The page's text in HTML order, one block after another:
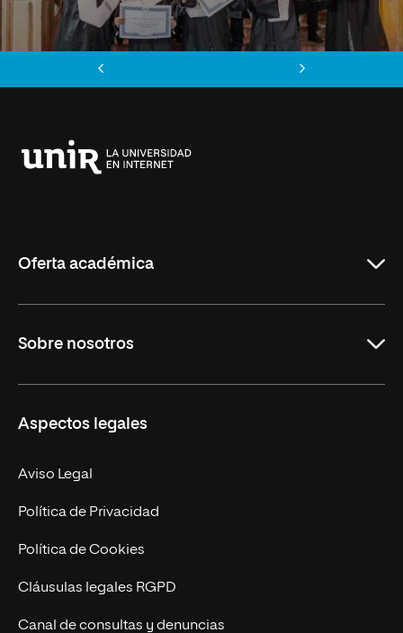
Oferta académica
Másteres Oficiales
Doctorados
Experto Universitario
Postgrados
Cursos Universitarios
Sobre nosotros
Facultades
Nuestro Equipo
Trabaja en UNIR
Actualidad
UNIR Revista
Eventos
Aspectos legales
Aviso Legal
Política de Privacidad
Política de Cookies
Cláusulas legales RGPD
Canal de consultas y denuncias